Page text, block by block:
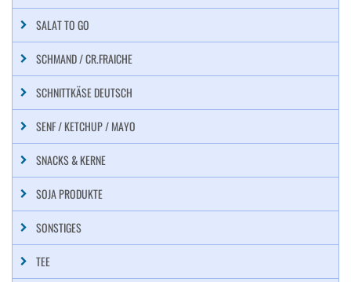
SALAT TO GO
SCHMAND / CR.FRAICHE
SCHNITTKÄSE DEUTSCH
SENF / KETCHUP / MAYO
SNACKS & KERNE
SOJA PRODUKTE
SONSTIGES
TEE